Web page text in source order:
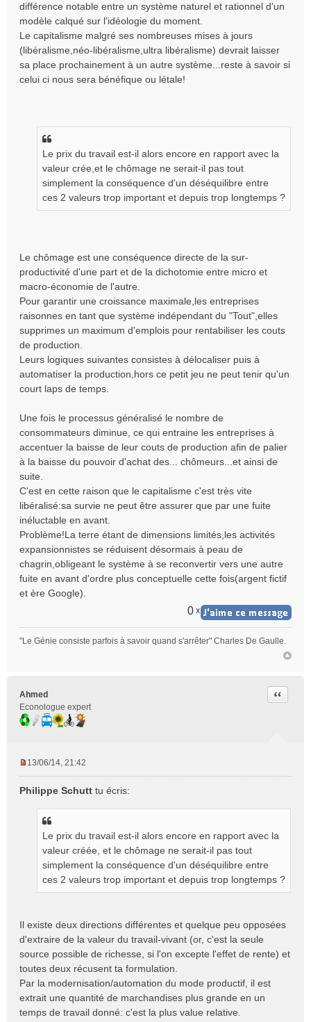
différence notable entre un système naturel et rationnel d'un
modèle calqué sur l'idéologie du moment.
Le capitalisme malgré ses nombreuses mises à jours
(libéralisme,néo-libéralisme,ultra libéralisme) devrait laisser
sa place prochainement à un autre système...reste à savoir si
celui ci nous sera bénéfique ou létale!
Le prix du travail est-il alors encore en rapport avec la
valeur crée,et le chômage ne serait-il pas tout
simplement la conséquence d'un déséquilibre entre
ces 2 valeurs trop important et depuis trop longtemps ?
Le chômage est une conséquence directe de la sur-
productivité d'une part et de la dichotomie entre micro et
macro-économie de l'autre.
Pour garantir une croissance maximale,les entreprises
raisonnes en tant que système indépendant du "Tout",elles
supprimes un maximum d'emplois pour rentabiliser les couts
de production.
Leurs logiques suivantes consistes à délocaliser puis à
automatiser la production,hors ce petit jeu ne peut tenir qu'un
court laps de temps.
Une fois le processus généralisé le nombre de
consommateurs diminue, ce qui entraine les entreprises à
accentuer la baisse de leur couts de production afin de palier
à la baisse du pouvoir d'achat des... chômeurs...et ainsi de
suite.
C'est en cette raison que le capitalisme c'est très vite
libéralisé:sa survie ne peut être assurer que par une fuite
inéluctable en avant.
Problème!La terre étant de dimensions limités,les activités
expansionnistes se réduisent désormais à peau de
chagrin,obligeant le système à se reconvertir vers une autre
fuite en avant d'ordre plus conceptuelle cette fois(argent fictif
et ère Google).
0 x
"Le Génie consiste parfois à savoir quand s'arrêter" Charles De Gaulle.
Ahmed
Econologue expert
Citer
s
13/06/14, 21:42
Philippe Schutt tu écris:
Le prix du travail est-il alors encore en rapport avec la
valeur créée, et le chômage ne serait-il pas tout
simplement la conséquence d'un déséquilibre entre
ces 2 valeurs trop important et depuis trop longtemps ?
Il existe deux directions différentes et quelque peu opposées
d'extraire de la valeur du travail-vivant (or, c'est la seule
source possible de richesse, si l'on excepte l'effet de rente) et
toutes deux récusent ta formulation.
Par la modernisation/automation du mode productif, il est
extrait une quantité de marchandises plus grande en un
temps de travail donné: c'est la plus value relative.